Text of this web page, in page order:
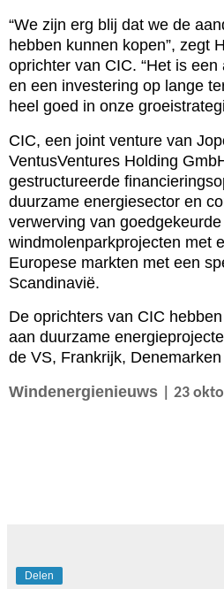
“We zijn erg blij dat we de
hebben kunnen kopen”, zegt
oprichter van CIC. “Het is
en een investering op lange
heel goed in onze
CIC, een joint venture van
VentusVentures Holding
gestructureerde
duurzame energiesector en
verwerving van goedgekeurde
windmolenparkprojecten met
Europese markten met een
Scandinavië.
De oprichters van CIC
aan duurzame
de VS, Frankrijk,
Windenergienieuws
| 23
Delen